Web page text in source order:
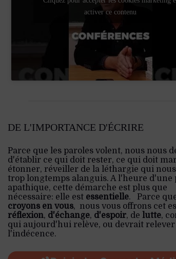
activer ce contenu
DE L'IMPORTANCE D'ÉCRIRE
Parce que les paroles volent, nous nous
d'établir ce qui doit rester, ce qui doit
étonner, réveiller de la léthargie qui
trop longtemps alanguis. A l'heure d'une
apathique, cette démarche est plus que
nécessaire: elle est essentielle. Parce
croyons en vous, nous vous offrons cet
réflexion, d'échange, d'espoir, de lutte,
qui aujourd'hui relève, ou devrait relever
l'indécence.